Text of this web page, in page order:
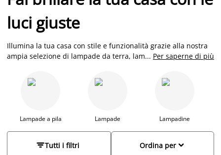
luci giuste
Illumina la tua casa con stile e funzionalità grazie alla nostra
ampia selezione di lampade da terra, lampadari, lampade da
fondamentale per donare ancora più personalità e per
valorizzare i tuoi ambienti. Scegli tra luci moderne in acciaio o
lampadari con elementi in legno. Dai un'occhiata alla nostra
... Per saperne di più
Lampade a pila Lampade Lampadine
Tutti i filtri 
Ordina per